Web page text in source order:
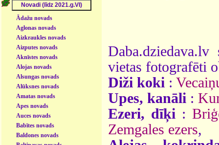
Ādažu novads
Aglonas novads
Aizkraukles novads
Aizputes novads
Aknīstes novads
Alojas novads
Alsungas novads
Alūksnes novads
Amatas novads
Apes novads
Auces novads
Babītes novads
Baldones novads
vietas fotografēti
Diži koki :
Upes, kanāli :
Ezeri, dīķi :
Zemgales ezers,